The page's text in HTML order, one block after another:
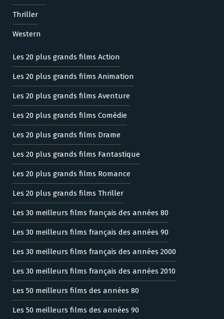
Thriller
Western
Les 20 plus grands films Action
Les 20 plus grands films Animation
Les 20 plus grands films Aventure
Les 20 plus grands films Comédie
Les 20 plus grands films Drame
Les 20 plus grands films Fantastique
Les 20 plus grands films Romance
Les 20 plus grands films Thriller
Les 30 meilleurs films français des années 80
Les 30 meilleurs films français des années 90
Les 30 meilleurs films français des années 2000
Les 30 meilleurs films français des années 2010
Les 50 meilleurs films des années 80
Les 50 meilleurs films des années 90